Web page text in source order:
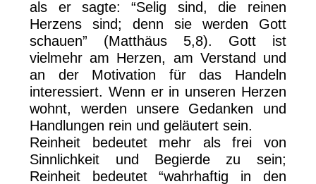
als er sagte: “Selig sind, die reinen
Herzens sind; denn sie werden Gott
schauen” (Matthäus 5,8). Gott ist
vielmehr am Herzen, am Verstand und
an der Motivation für das Handeln
interessiert. Wenn er in unseren Herzen
wohnt, werden unsere Gedanken und
Handlungen rein und geläutert sein.
Reinheit bedeutet mehr als frei von
Sinnlichkeit und Begierde zu sein;
Reinheit bedeutet “wahrhaftig in den